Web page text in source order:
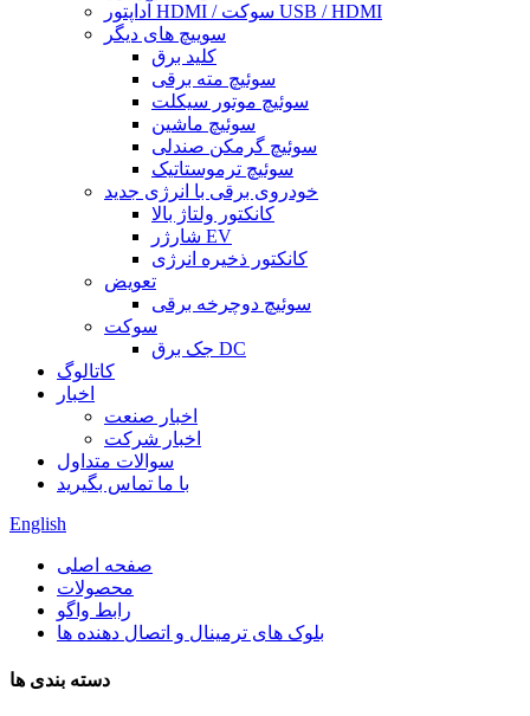
آداپتور HDMI / سوکت USB / HDMI
سوییچ های دیگر
کلید برق
سوئیچ مته برقی
سوئیچ موتور سیکلت
سوئیچ ماشین
سوئیچ گرمکن صندلی
سوئیچ ترموستاتیک
خودروی برقی با انرژی جدید
کانکتور ولتاژ بالا
شارژر EV
کانکتور ذخیره انرژی
تعویض
سوئیچ دوچرخه برقی
سوکت
جک برق DC
کاتالوگ
اخبار
اخبار صنعت
اخبار شرکت
سوالات متداول
با ما تماس بگیرید
English
صفحه اصلی
محصولات
رابط واگو
بلوک های ترمینال و اتصال دهنده ها
دسته بندی ها